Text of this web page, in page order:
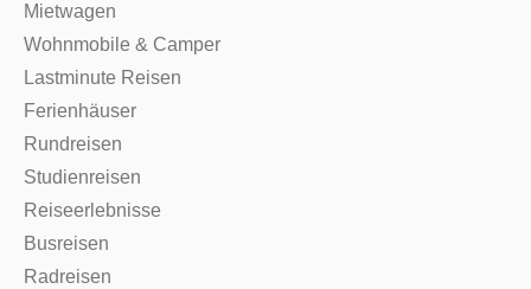
Mietwagen
Wohnmobile & Camper
Lastminute Reisen
Ferienhäuser
Rundreisen
Studienreisen
Reiseerlebnisse
Busreisen
Radreisen